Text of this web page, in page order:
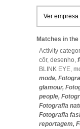
Ver empresa
Matches in
Activity
côr, desenho,
BLINK EYE,
moda,
glamour,
people,
Fotografia
Fotografia
reportagem,